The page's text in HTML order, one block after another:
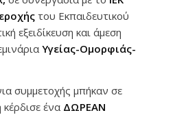
του Εκπαιδευτικού
εξειδίκευση και άμεση
Υγείας-Ομορφιάς-
συμμετοχής μπήκαν σε
ένα ΔΩΡΕΑΝ